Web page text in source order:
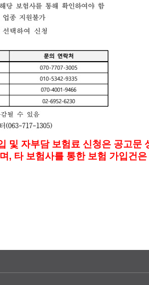
및 자부담 보험료 신청은 공고문
, 타 보험사를 통한 보험 가입건